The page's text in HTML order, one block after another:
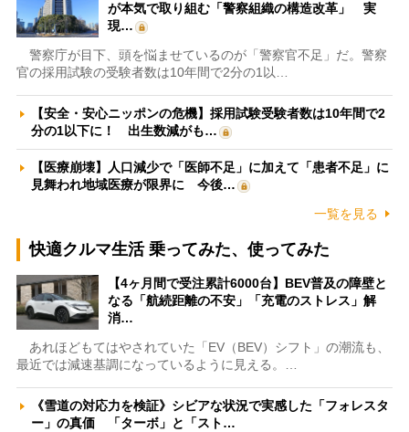
が本気で取り組む「警察組織の構造改革」 実
現…
警察庁が目下、頭を悩ませているのが「警察官不足」だ。警察
官の採用試験の受験者数は10年間で2分の1以…
【安全・安心ニッポンの危機】採用試験受験者数は10年間で2
分の1以下に！ 出生数減がも…
【医療崩壊】人口減少で「医師不足」に加えて「患者不足」に
見舞われ地域医療が限界に 今後…
一覧を見る
快適クルマ生活 乗ってみた、使ってみた
【4ヶ月間で受注累計6000台】BEV普及の障壁と
なる「航続距離の不安」「充電のストレス」解
消…
あれほどもてはやされていた「EV（BEV）シフト」の潮流も、
最近では減速基調になっているように見える。…
《雪道の対応力を検証》シビアな状況で実感した「フォレスタ
ー」の真価 「ターボ」と「スト…